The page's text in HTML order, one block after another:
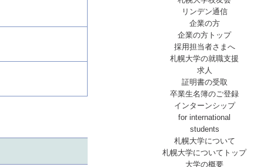
リンデン通信
企業の方
企業の方トップ
採用担当者さまへ
札幌大学の就職支援
求人
証明書の受取
卒業生名簿のご登録
インターンシップ
for international
students
札幌大学について
札幌大学についてトップ
大学の概要